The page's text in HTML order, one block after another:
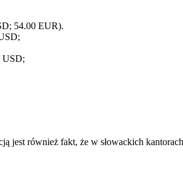
54.00 EUR).
USD;
jest również fakt, że w słowackich